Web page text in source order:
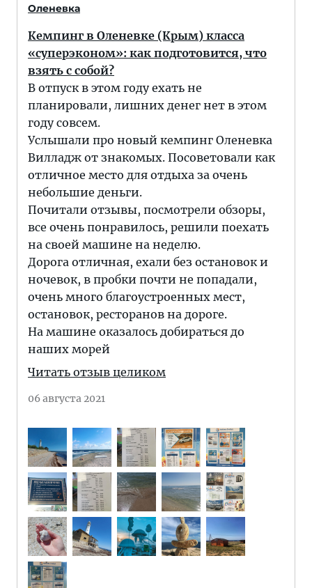
Оленевка
Кемпинг в Оленевке (Крым) класса
«суперэконом»: как подготовится, что
взять с собой?
В отпуск в этом году ехать не
планировали, лишних денег нет в этом
году совсем.
Услышали про новый кемпинг Оленевка
Вилладж от знакомых. Посоветовали как
отличное место для отдыха за очень
небольшие деньги.
Почитали отзывы, посмотрели обзоры,
все очень понравилось, решили поехать
на своей машине на неделю.
Дорога отличная, ехали без остановок и
ночевок, в пробки почти не попадали,
очень много благоустроенных мест,
остановок, ресторанов на дороге.
На машине оказалось добираться до
наших морей
Читать отзыв целиком
06 августа 2021